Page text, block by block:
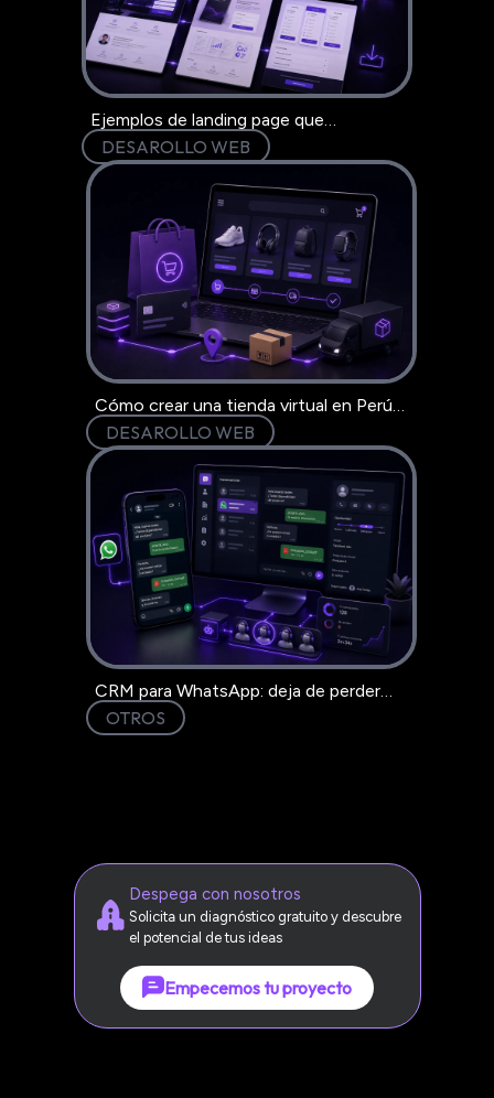
Ejemplos de landing page que
convierten: 6 modelo
DESAROLLO WEB
Cómo crear una tienda virtual en Perú
paso a paso
DESAROLLO WEB
CRM para WhatsApp: deja de perder
clientes en el chat
OTROS
Despega con nosotros
Solicita un diagnóstico gratuito y descubre
el potencial de tus ideas
Empecemos tu proyecto